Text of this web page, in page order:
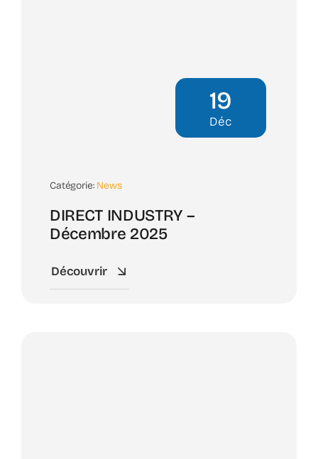
19
Déc
Catégorie: News
DIRECT INDUSTRY –
Décembre 2025
Découvrir